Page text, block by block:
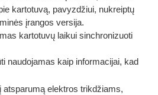
kartotuvą, pavyzdžiui, nukreiptų
įrangos versija.
kartotuvų laikui sinchronizuoti
naudojamas kaip informacijai, kad
atsparumą elektros trikdžiams,